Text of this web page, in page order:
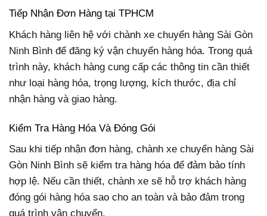
Tiếp Nhận Đơn Hàng tại TPHCM
Khách hàng liên hệ với chành xe chuyển hàng Sài Gòn
Ninh Bình để đăng ký vận chuyển hàng hóa. Trong quá
trình này, khách hàng cung cấp các thông tin cần thiết
như loại hàng hóa, trọng lượng, kích thước, địa chỉ
nhận hàng và giao hàng.
Kiểm Tra Hàng Hóa Và Đóng Gói
Sau khi tiếp nhận đơn hàng, chành xe chuyển hàng Sài
Gòn Ninh Bình sẽ kiểm tra hàng hóa để đảm bảo tính
hợp lệ. Nếu cần thiết, chành xe sẽ hỗ trợ khách hàng
đóng gói hàng hóa sao cho an toàn và bảo đảm trong
quá trình vận chuyển.